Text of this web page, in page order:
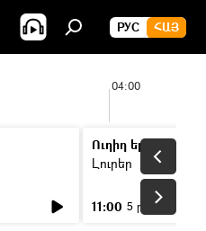
РУС ՀԱՅ
04:00
Ուղիղ եթեր
Լուրեր
11:00 5 ր